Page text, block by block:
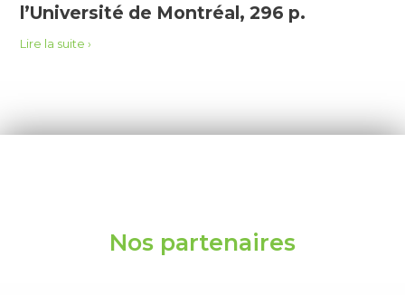
l’Université de Montréal, 296 p.
Lire la suite
Nos partenaires